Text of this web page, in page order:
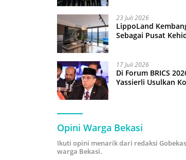
23 Juli 2026
LippoLand
Sebagai Pusat
17 Juli 2026
Di Forum BRICS
Yassierli Usulkan
Opini Warga Bekasi
Ikuti opini menarik dari redaksi
warga Bekasi.